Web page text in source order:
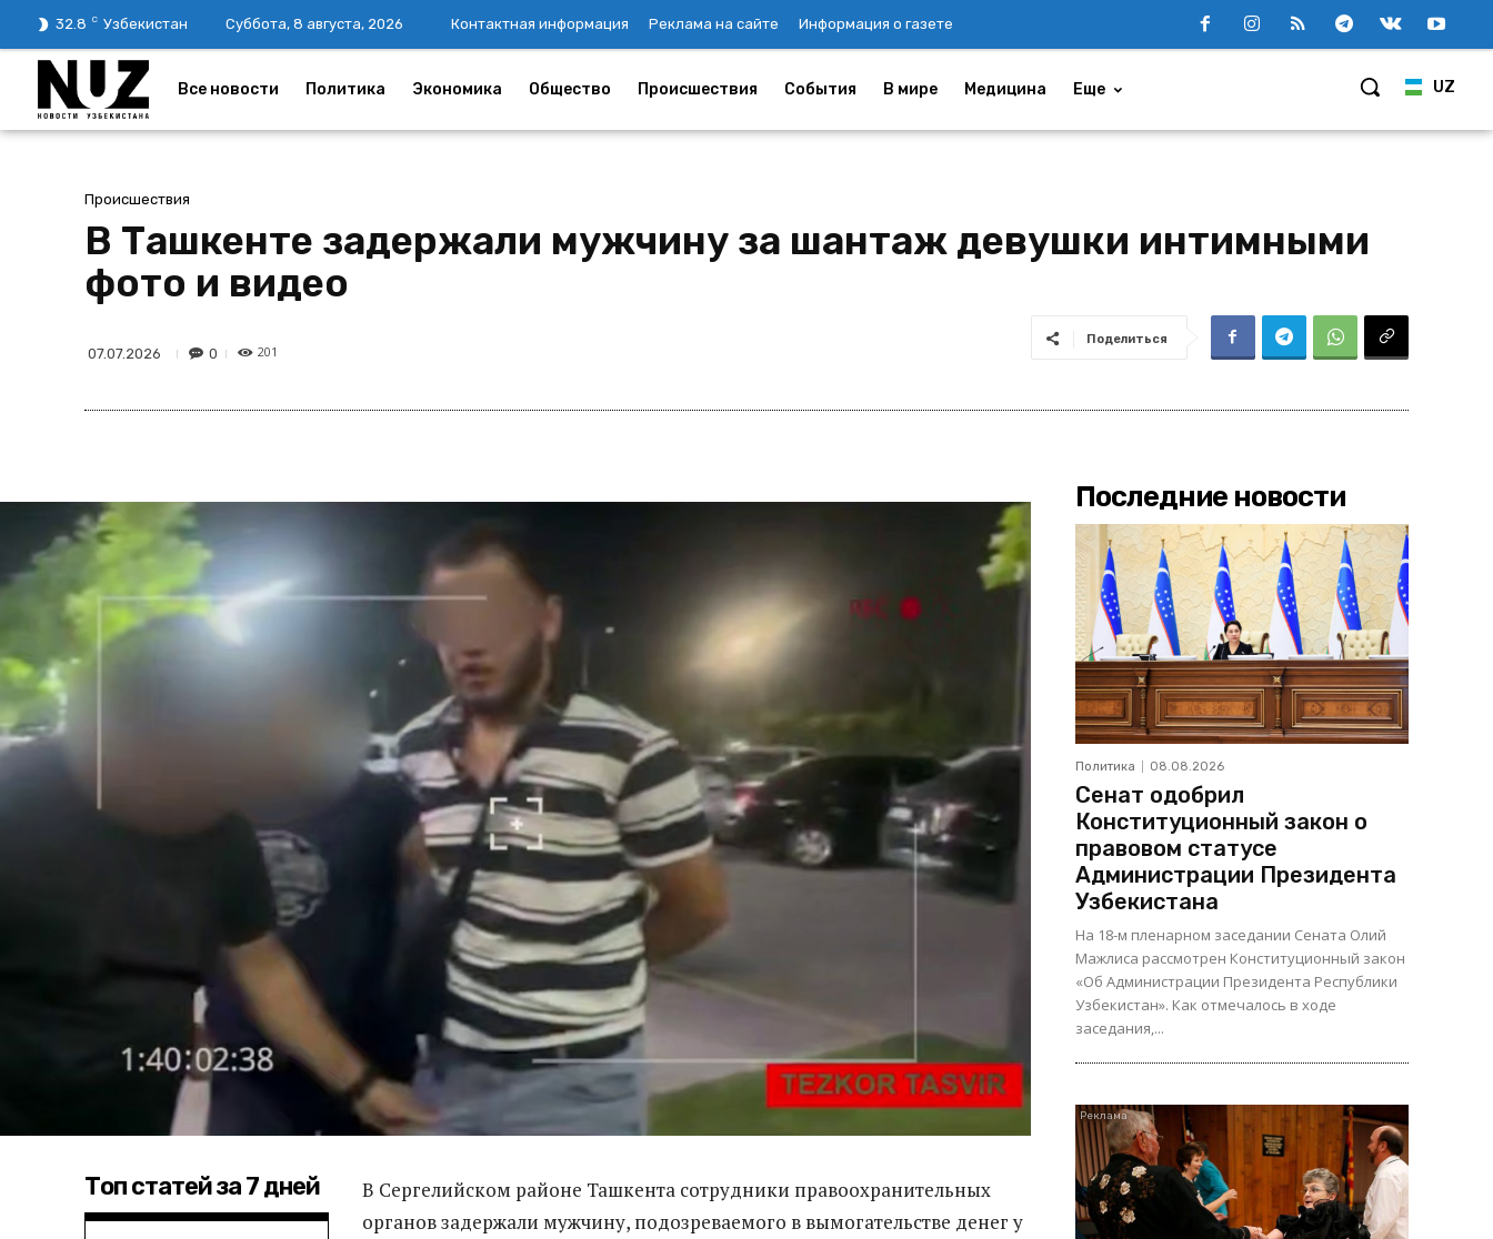
32.8 C Узбекистан Суббота, 8 августа, 2026 Контактная информация Реклама на сайте Информация о газете
UZ
Все новости Политика Экономика Общество Происшествия События В мире Медицина Еще
Происшествия
В Ташкенте задержали мужчину за шантаж девушки интимными
фото и видео
07.07.2026 0 201
Поделиться
Топ статей за 7 дней
В Сергелийском районе Ташкента сотрудники правоохранительных
органов задержали мужчину, подозреваемого в вымогательстве денег у
Последние новости
Политика 08.08.2026
Сенат одобрил
Конституционный закон о
правовом статусе
Администрации Президента
Узбекистана
На 18-м пленарном заседании Сената Олий
Мажлиса рассмотрен Конституционный закон
«Об Администрации Президента Республики
Узбекистан». Как отмечалось в ходе
заседания,...